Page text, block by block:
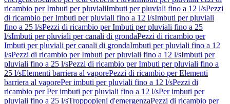
ricambio per Imbuti per pluvialiImbuti per pluviali fino a 12 l/sPezzi
di ricambio per Imbuti per pluviali fino a 12 l/sImbuti per pluviali
fino a 25 l/sPezzi di ricambio per Imbuti per pluviali fino a 25
l/sImbuti per pluviali per canali di grondaPezzi di ricambio per
Imbuti per pluviali per canali di grondaImbuti per pluviali fino a 12
l/sPezzi di ricambio per Imbuti per pluviali fino a 12 l/sImbuti per
pluviali fino a 25 l/sPezzi di ricambio per Imbuti per pluviali fino a
25 l/sElementi barriera al vaporePezzi di ricambio per Elementi
barriera al vaporePer imbuti per pluviali fino a 12 l/sPezzi di
ricambio per Per imbuti per pluviali fino a 12 l/sPer imbuti per
pluviali fino a 25 l/sTroppopieni d'emergenzaPezzi di ricambio per